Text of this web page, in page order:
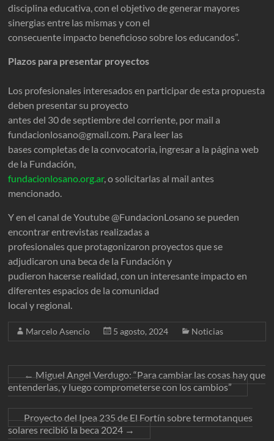
disciplina educativa, con el objetivo de generar mayores
sinergias entre las mismas y con el
consecuente impacto beneficioso sobre los educandos”.
Plazos para presentar proyectos
Los profesionales interesados en participar de esta propuesta
deben presentar su proyecto
antes del 30 de septiembre del corriente, por mail a
fundacionlosano@gmail.com. Para leer las
bases completas de la convocatoria, ingresar a la página web
de la Fundación,
fundacionlosano.org.ar, o solicitarlas al mail antes
mencionado.
Y en el canal de Youtube @FundacionLosano se pueden
encontrar entrevistas realizadas a
profesionales que protagonizaron proyectos que se
adjudicaron una beca de la Fundación y
pudieron hacerse realidad, con un interesante impacto en
diferentes espacios de la comunidad
local y regional.
Marcelo Asencio 5 agosto, 2024 Noticias
←Miguel Angel Verdugo: “Para cambiar las cosas hay que
entenderlas, y luego comprometerse con los cambios”
Proyecto del Ipea 235 de El Fortín sobre termotanques
solares recibió la beca 2024→